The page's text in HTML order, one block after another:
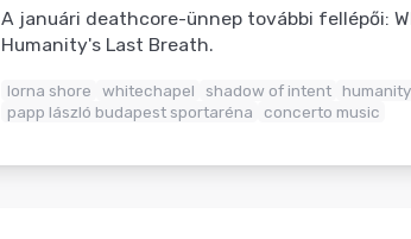
A januári deathcore-ünnep további fellépői:
Humanity's Last Breath.
lorna shore whitechapel shadow of intent
papp lászló budapest sportaréna
concerto music